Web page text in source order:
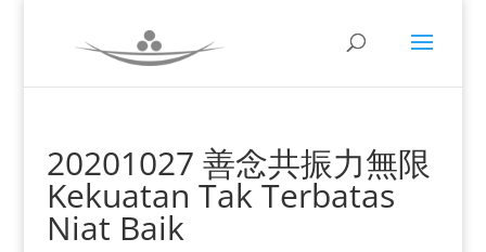
20201027 善念共振力無限
Kekuatan Tak Terbatas
Niat Baik